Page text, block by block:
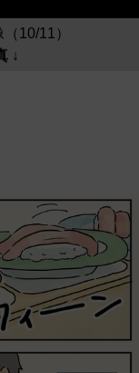
10/11）
↓